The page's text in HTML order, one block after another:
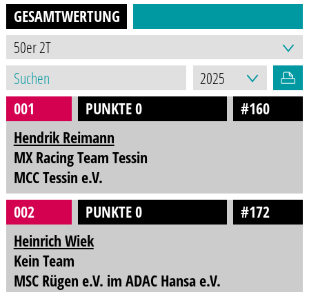
GESAMTWERTUNG
001 PUNKTE 0
#160
Hendrik Reimann
MX Racing Team Tessin
MCC Tessin e.V.
002
PUNKTE 0
#172
Heinrich Wiek
Kein Team
MSC Rügen e.V. im ADAC Hansa e.V.